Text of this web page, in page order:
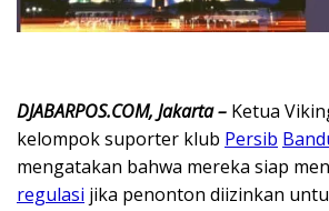
DJABARPOS.COM, Jakarta – Ketua
kelompok suporter klub Persib
mengatakan bahwa mereka siap
regulasi jika penonton diizinkan